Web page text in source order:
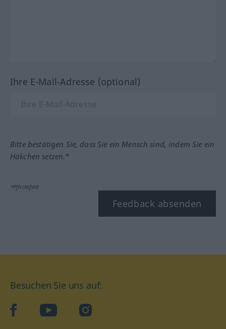
Ihre E-Mail-Adresse (optional)
Bitte bestätigen Sie, dass Sie ein Mensch sind, indem Sie ein
Häkchen setzen.*
*Pflichtfeld
Feedback absenden
Besuchen Sie uns auf:
facebookYouTube Instagram